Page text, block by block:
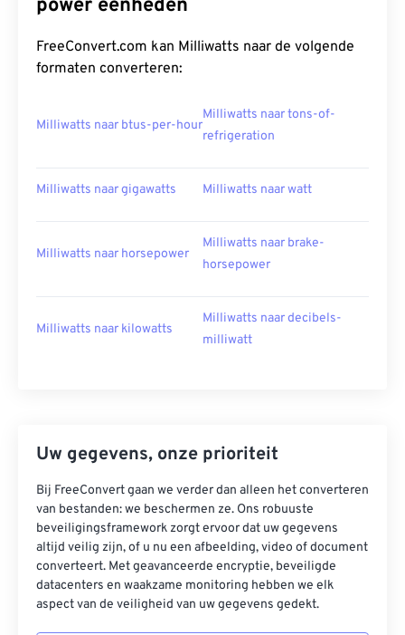
power eenheden
FreeConvert.com kan Milliwatts naar de volgende
formaten converteren:
Milliwatts naar btus-per-hour
Milliwatts naar tons-of-
refrigeration
Milliwatts naar gigawatts Milliwatts naar watt
Milliwatts naar horsepower
Milliwatts naar brake-
horsepower
Milliwatts naar kilowatts
Milliwatts naar decibels-
milliwatt
Uw gegevens, onze prioriteit
Bij FreeConvert gaan we verder dan alleen het converteren
van bestanden: we beschermen ze. Ons robuuste
beveiligingsframework zorgt ervoor dat uw gegevens
altijd veilig zijn, of u nu een afbeelding, video of document
converteert. Met geavanceerde encryptie, beveiligde
datacenters en waakzame monitoring hebben we elk
aspect van de veiligheid van uw gegevens gedekt.